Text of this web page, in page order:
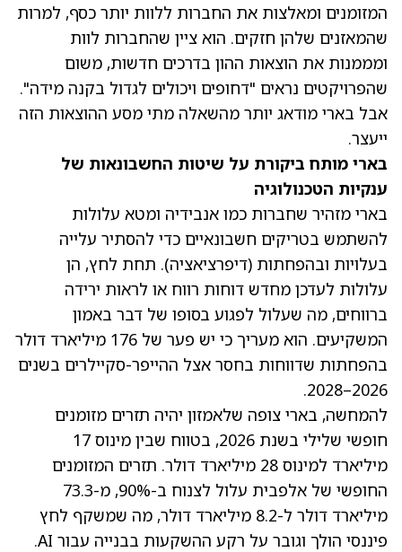
המזומנים ומאלצות את החברות ללוות יותר כסף, למרות
שהמאזנים שלהן חזקים. הוא ציין שהחברות לוות
ומממנות את הוצאות ההון בדרכים חדשות, משום
שהפרויקטים נראים "דחופים ויכולים לגדול בקנה מידה".
אבל בארי מודאג יותר מהשאלה מתי מסע ההוצאות הזה
ייעצר.
בארי מותח ביקורת על שיטות החשבונאות של
ענקיות הטכנולוגיה
בארי מזהיר שחברות כמו אנבידיה ומטא עלולות
להשתמש בטריקים חשבונאיים כדי להסתיר עלייה
בעלויות ובהפחתות (דיפרציאציה). תחת לחץ, הן
עלולות לעדכן מחדש דוחות רווח או לראות ירידה
ברווחים, מה שעלול לפגוע בסופו של דבר באמון
המשקיעים. הוא מעריך כי יש פער של 176 מיליארד דולר
בהפחתות שדווחות בחסר אצל ההייפר-סקיילרים בשנים
2026–2028.
להמחשה, בארי צופה שלאמזון יהיה תזרים מזומנים
חופשי שלילי בשנת 2026, בטווח שבין מינוס 17
מיליארד למינוס 28 מיליארד דולר. תזרים המזומנים
החופשי של אלפבית עלול לצנוח ב-90%, מ-73.3
מיליארד דולר ל-8.2 מיליארד דולר, מה שמשקף לחץ
פיננסי הולך וגובר על רקע ההשקעות בבנייה עבור AI.